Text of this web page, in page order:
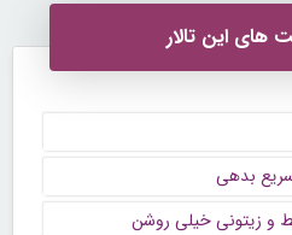
این تالار
بدهی
و زیتونی خیلی روشن